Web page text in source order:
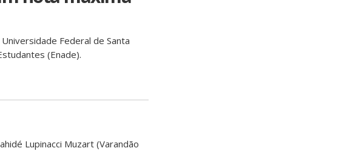
Federal de Santa
(Enade).
Lupinacci Muzart (Varandão